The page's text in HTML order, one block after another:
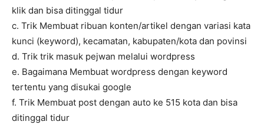
klik dan bisa ditinggal tidur
c. Trik Membuat ribuan konten/artikel dengan variasi kata
kunci (keyword), kecamatan, kabupaten/kota dan povinsi
d. Trik trik masuk pejwan melalui wordpress
e. Bagaimana Membuat wordpress dengan keyword
tertentu yang disukai google
f. Trik Membuat post dengan auto ke 515 kota dan bisa
ditinggal tidur